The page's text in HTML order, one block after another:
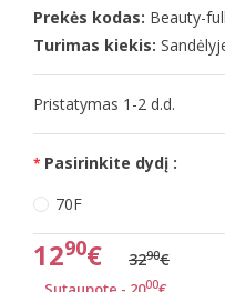
Prekės kodas: Beauty-
Turimas kiekis:
Pristatymas 1-2 d.d.
Pasirinkite dydį :
70F
1290€ 3290€
00